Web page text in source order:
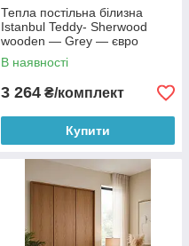
Тепла постільна білизна
Istanbul Teddy- Sherwood
wooden — Grey — євро
В наявності
3 264 ₴/комплект
Купити